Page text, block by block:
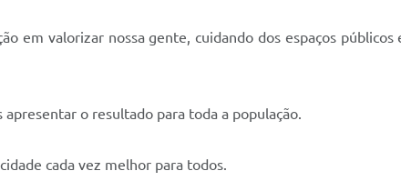
em valorizar nossa gente, cuidando dos espaços
o resultado para toda a população.
cada vez melhor para todos.